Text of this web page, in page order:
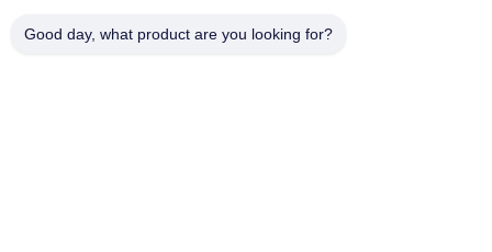
Industriële
8188867
Good day, what product are you looking for?